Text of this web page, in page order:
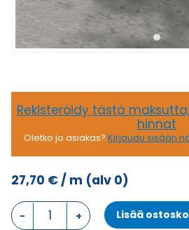
Rekisteröidy tästä
hinnat
Oletko jo asiakas? Kirjaudu sisään
27,70 €/ m (alv 0)
Rumpukaapeli
SEMOFLEX-
Lisää